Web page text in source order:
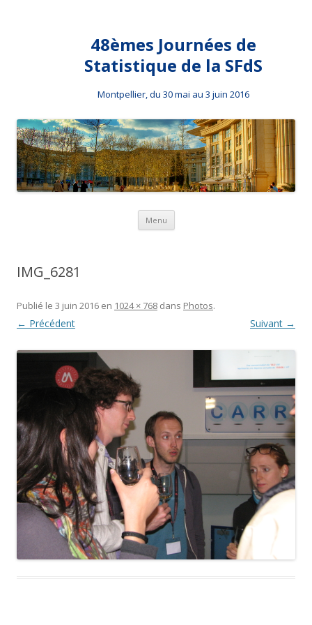
48èmes Journées de
Statistique de la SFdS
Montpellier, du 30 mai au 3 juin 2016
Menu Aller au contenu principal
IMG_6281
Publié le 3 juin 2016 en 1024 × 768 dans Photos.
← Précédent Suivant →